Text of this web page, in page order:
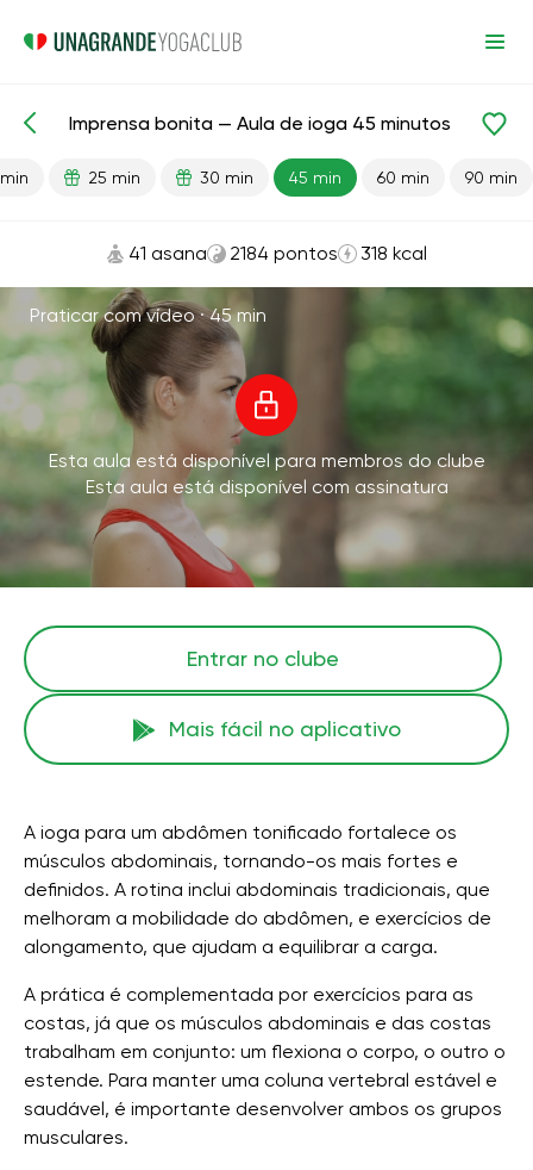
Aulas prontas Imprensa
Imprensa bonita — Aula de ioga 45 minutos
25 min 30 min 45 min 60 min 90 min
41 asana 2184 pontos 318 kcal
Praticar com vídeo ·45 min
Esta aula está disponível para membros do clube
Esta aula está disponível com assinatura
Entrar no clube
Mais fácil no aplicativo
A ioga para um abdômen tonificado fortalece os
músculos abdominais, tornando-os mais fortes e
definidos. A rotina inclui abdominais tradicionais, que
melhoram a mobilidade do abdômen, e exercícios de
alongamento, que ajudam a equilibrar a carga.
A prática é complementada por exercícios para as
costas, já que os músculos abdominais e das costas
trabalham em conjunto: um flexiona o corpo, o outro o
estende. Para manter uma coluna vertebral estável e
saudável, é importante desenvolver ambos os grupos
musculares.